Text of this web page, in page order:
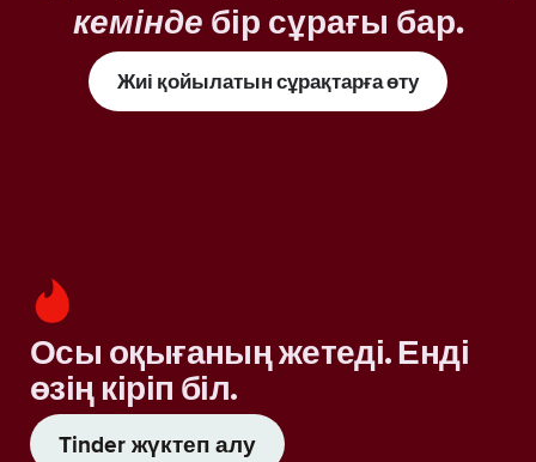
кемінде бір сұрағы бар.
Жиі қойылатын сұрақтарға өту
Осы оқығаның жетеді. Енді
өзің кіріп біл.
Tinder жүктеп алу